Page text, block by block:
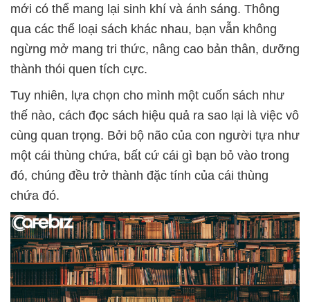
mới có thể mang lại sinh khí và ánh sáng. Thông
qua các thể loại sách khác nhau, bạn vẫn không
ngừng mở mang tri thức, nâng cao bản thân, dưỡng
thành thói quen tích cực.
Tuy nhiên, lựa chọn cho mình một cuốn sách như
thế nào, cách đọc sách hiệu quả ra sao lại là việc vô
cùng quan trọng. Bởi bộ não của con người tựa như
một cái thùng chứa, bất cứ cái gì bạn bỏ vào trong
đó, chúng đều trở thành đặc tính của cái thùng
chứa đó.